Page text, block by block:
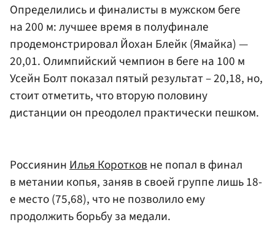
Определились и финалисты в мужском беге
на 200 м: лучшее время в полуфинале
продемонстрировал Йохан Блейк (Ямайка) —
20,01. Олимпийский чемпион в беге на 100 м
Усейн Болт показал пятый результат – 20,18, но,
стоит отметить, что вторую половину
дистанции он преодолел практически пешком.
РоссиянинИлья Коротковне попал в финал
в метании копья, заняв в своей группе лишь 18-
е место (75,68), что не позволило ему
продолжить борьбу за медали.